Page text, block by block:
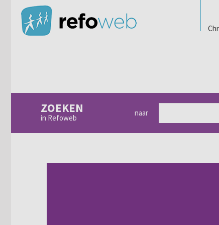
ZOEKEN
in Refoweb
naar